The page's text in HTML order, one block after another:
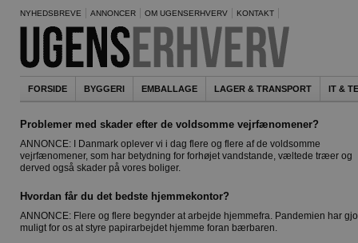
NYHEDSBREVE ANNONCER OM UGENSERHVERV KONTAKT
FORSIDE BYGGERI EMBALLAGE LAGER & TRANSPORT IT &
Problemer med skader efter de voldsomme vejrfænomener?
ANNONCE: I Danmark oplever vi i dag flere og flere af de voldsomme
vejrfænomener, som har betydning for forhøjet vandstande, væltede træer og
derved også skader på vores boliger.
Hvordan får du det bedste hjemmekontor?
ANNONCE: Flere og flere begynder at arbejde hjemmefra. Pandemien har
muligt for os at styre papirarbejdet hjemme foran bærbaren.